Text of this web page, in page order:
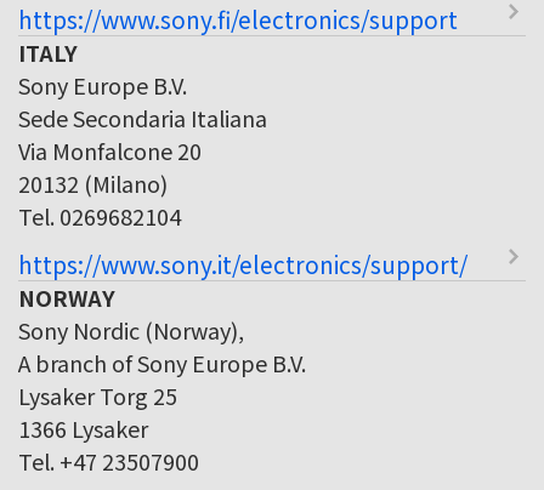
https://www.sony.fi/electronics/support
ITALY
Sony Europe B.V.
Sede Secondaria Italiana
Via Monfalcone 20
20132 (Milano)
Tel. 0269682104
https://www.sony.it/electronics/support/
NORWAY
Sony Nordic (Norway),
A branch of Sony Europe B.V.
Lysaker Torg 25
1366 Lysaker
Tel. +47 23507900